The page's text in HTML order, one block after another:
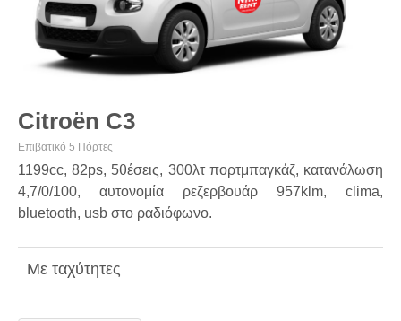
Citroën C3
Επιβατικό 5 Πόρτες
1199cc, 82ps, 5θέσεις, 300λτ πορτμπαγκάζ, κατανάλωση
4,7/0/100, αυτονομία ρεζερβουάρ 957klm, clima,
bluetooth, usb στο ραδιόφωνο.
Με ταχύτητες